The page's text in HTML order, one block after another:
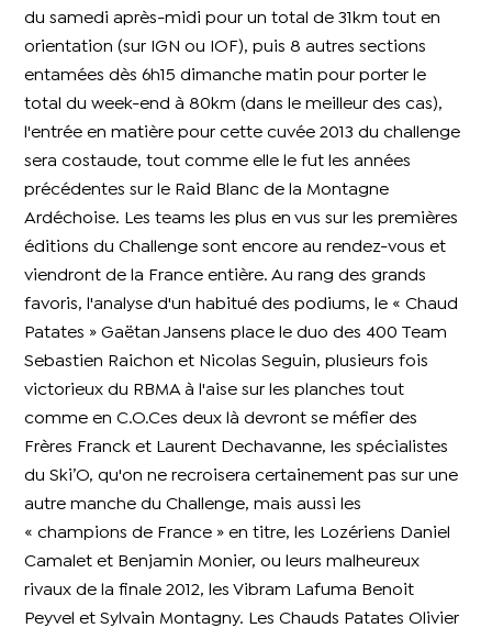
du samedi après-midi pour un total de 31km tout en
orientation (sur IGN ou IOF), puis 8 autres sections
entamées dès 6h15 dimanche matin pour porter le
total du week-end à 80km (dans le meilleur des cas),
l'entrée en matière pour cette cuvée 2013 du challenge
sera costaude, tout comme elle le fut les années
précédentes sur le Raid Blanc de la Montagne
Ardéchoise. Les teams les plus en vus sur les premières
éditions du Challenge sont encore au rendez-vous et
viendront de la France entière. Au rang des grands
favoris, l'analyse d'un habitué des podiums, le « Chaud
Patates » Gaëtan Jansens place le duo des 400 Team
Sebastien Raichon et Nicolas Seguin, plusieurs fois
victorieux du RBMA à l'aise sur les planches tout
comme en C.O.Ces deux là devront se méfier des
Frères Franck et Laurent Dechavanne, les spécialistes
du Ski’O, qu'on ne recroisera certainement pas sur une
autre manche du Challenge, mais aussi les
« champions de France » en titre, les Lozériens Daniel
Camalet et Benjamin Monier, ou leurs malheureux
rivaux de la finale 2012, les Vibram Lafuma Benoit
Peyvel et Sylvain Montagny. Les Chauds Patates Olivier